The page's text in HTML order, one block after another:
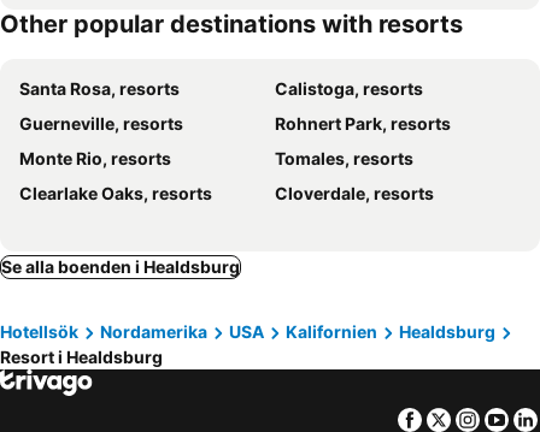
Other popular destinations with resorts
Santa Rosa, resorts
Calistoga, resorts
Guerneville, resorts
Rohnert Park, resorts
Monte Rio, resorts
Tomales, resorts
Clearlake Oaks, resorts
Cloverdale, resorts
Se alla boenden i Healdsburg
Hotellsök Nordamerika USA Kalifornien
Healdsburg
Resort i Healdsburg
Facebook
Twitter